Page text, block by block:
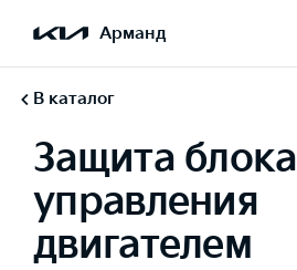
Арманд
В каталог
Защита блока
управления
двигателем